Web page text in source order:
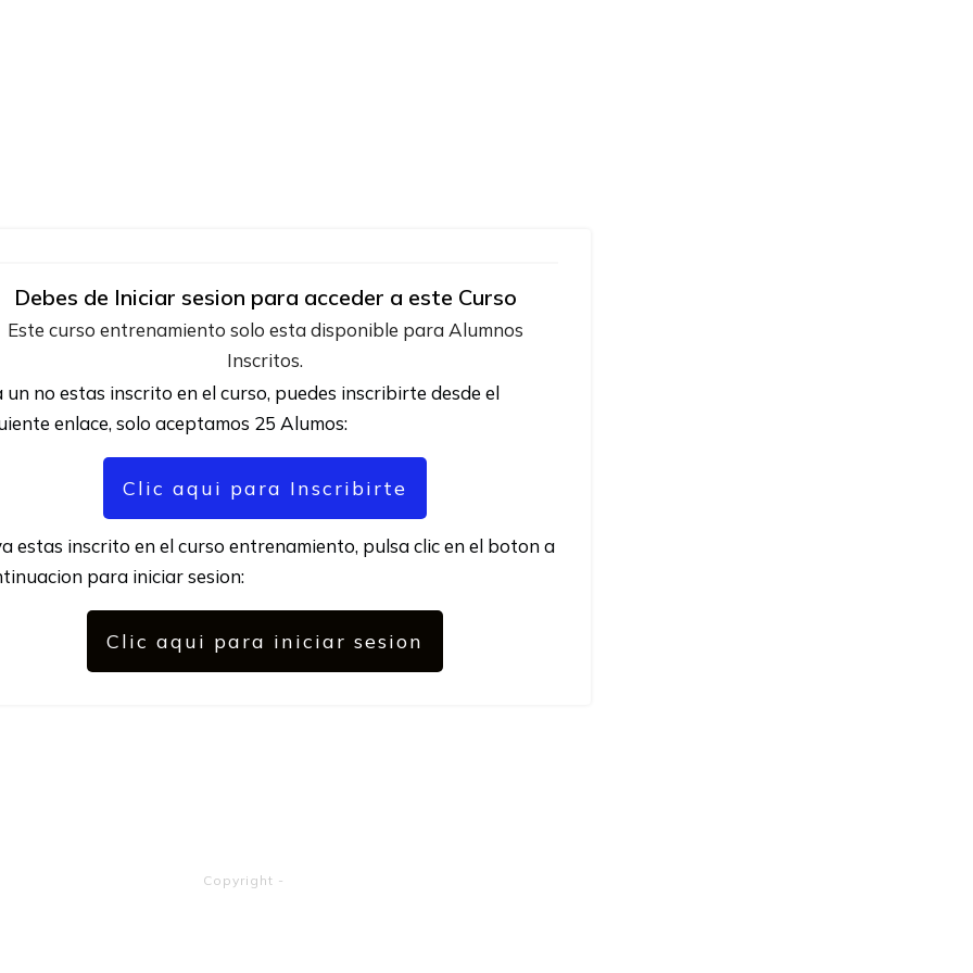
Debes de Iniciar sesion para acceder a este Curso
Este curso entrenamiento solo esta disponible para Alumnos
Inscritos.
un no estas inscrito en el curso, puedes inscribirte desde el
enlace, solo aceptamos 25 Alumos:
Clic aqui para Inscribirte
estas inscrito en el curso entrenamiento, pulsa clic en el boton a
para iniciar sesion:
Clic aqui para iniciar sesion
Copyright -